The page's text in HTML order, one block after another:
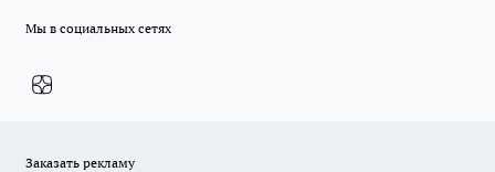
Мы в социальных сетях
Заказать рекламу